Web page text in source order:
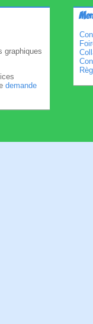
graphiques
demande